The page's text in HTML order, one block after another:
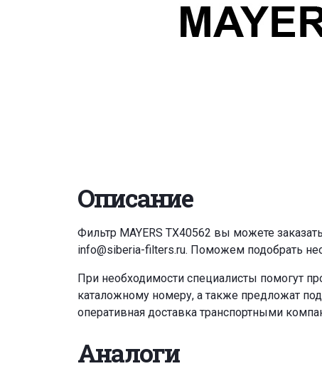
Описание
Фильтр MAYERS TX40562 вы можете
info@siberia-filters.ru. Поможем подобрать
При необходимости специалисты помогут
каталожному номеру, а также предложат
оперативная доставка транспортными
Аналоги